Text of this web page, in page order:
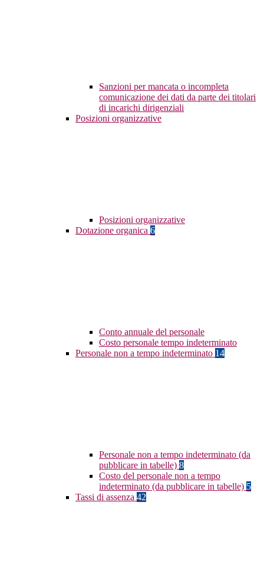
Sanzioni per mancata o incompleta
comunicazione dei dati da parte dei titolari
di incarichi dirigenziali
Posizioni organizzative
Posizioni organizzative
Dotazione organica 6
Conto annuale del personale
Costo personale tempo indeterminato
Personale non a tempo indeterminato 14
Personale non a tempo indeterminato (da
pubblicare in tabelle) 8
Costo del personale non a tempo
indeterminato (da pubblicare in tabelle) 5
Tassi di assenza 42